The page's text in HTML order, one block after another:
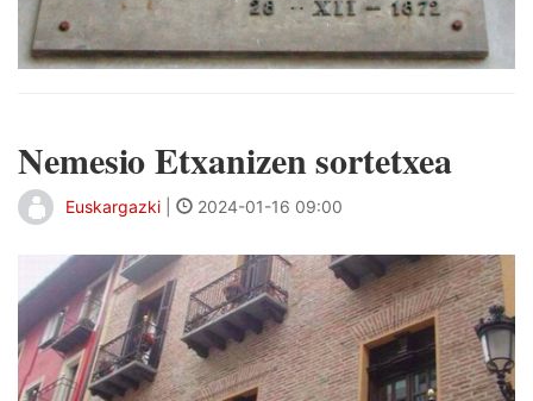
Nemesio Etxanizen sortetxea
Euskargazki 2024-01-16 09:00